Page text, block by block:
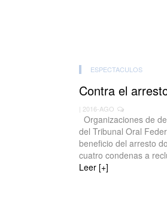
ESPECTACULOS
Contra el
| 2016-AGO
Organizaciones de
del Tribunal Oral
beneficio del arresto
cuatro condenas a
Leer [+]